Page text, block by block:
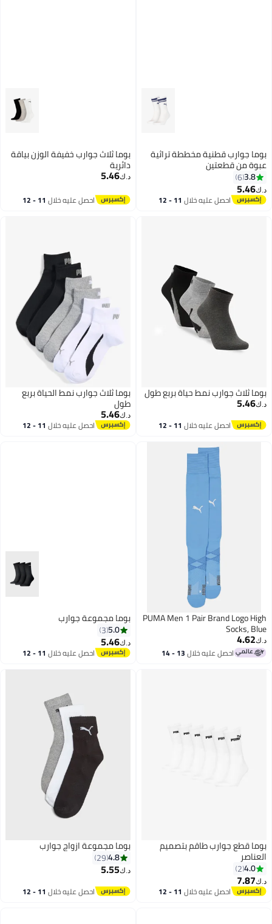
2
بوما جوارب قطنية مخططة تراثية
عبوة من قطعتين
3.8
6
د.ك‏5.46
احصل عليه خلال 11 - 12
بوما ثلاث جوارب خفيفة الوزن بياقة
دائرية
د.ك‏5.46
احصل عليه خلال 11 - 12
بوما ثلاث جوارب نمط حياة بربع طول
د.ك‏5.46
احصل عليه خلال 11 - 12
بوما ثلاث جوارب نمط الحياة بربع
طول
د.ك‏5.46
احصل عليه خلال 11 - 12
PUMA Men 1 Pair Brand Logo High
Socks, Blue
د.ك‏4.62
احصل عليه خلال 13 - 14
بوما مجموعة جوارب
5.0
3
د.ك‏5.46
احصل عليه خلال 11 - 12
3
بوما قطع جوارب طاقم بتصميم
العناصر
4.0
2
د.ك‏7.87
احصل عليه خلال 11 - 12
بوما مجموعة ازواج جوارب
4.8
29
د.ك‏5.55
احصل عليه خلال 11 - 12